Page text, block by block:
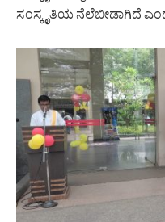
ಸಂಸ್ಕೃತಿಯ ನೆಲೆಬೀಡಾಗಿದೆ